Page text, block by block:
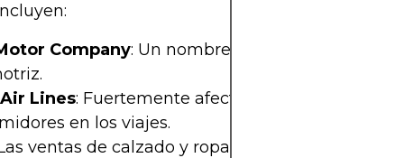
Company: Un nombre icónico en la
Lines: Fuertemente afectada por la confianza
en los viajes.
ventas de calzado y ropa tienden a subir y